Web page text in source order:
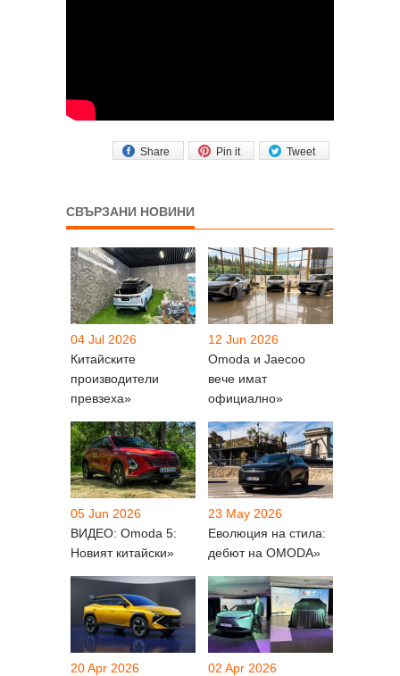
Tweet
Pin it
Share
СВЪРЗАНИ НОВИНИ
04 Jul 2026
Китайските
производители
превзеха»
12 Jun 2026
Omoda и Jaecoo
вече имат
официално»
05 Jun 2026
ВИДЕО: Omoda 5:
Новият китайски»
23 May 2026
Еволюция на стила:
дебют на OMODA»
20 Apr 2026
02 Apr 2026